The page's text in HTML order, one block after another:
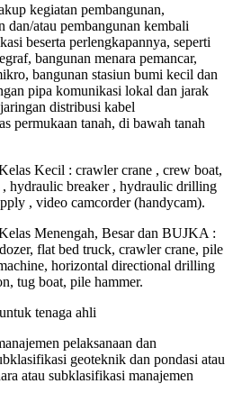
kegiatan pembangunan,
dan/atau pembangunan kembali
beserta perlengkapannya, seperti
bangunan menara pemancar,
bangunan stasiun bumi kecil dan
pipa komunikasi lokal dan jarak
distribusi kabel
permukaan tanah, di bawah tanah
Kecil : crawler crane , crew boat,
hydraulic breaker , hydraulic drilling
, video camcorder (handycam).
Menengah, Besar dan BUJKA :
flat bed truck, crawler crane, pile
horizontal directional drilling
tug boat, pile hammer.
tenaga ahli
pelaksanaan dan
geoteknik dan pondasi atau
atau subklasifikasi manajemen